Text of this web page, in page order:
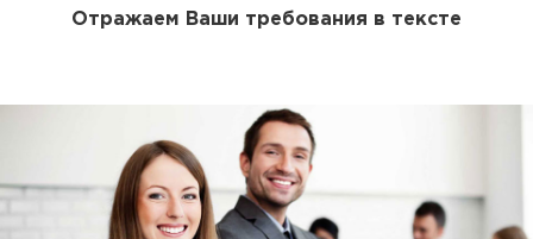
Отражаем Ваши требования в тексте